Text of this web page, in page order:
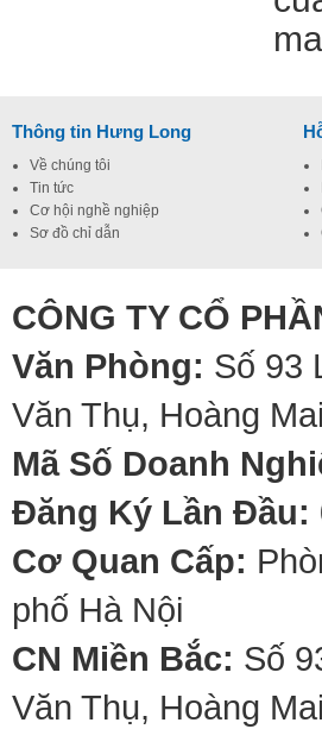
Thông tin Hưng Long
Về chúng tôi
Tin tức
Cơ hội nghề nghiệp
Sơ đồ chỉ dẫn
CÔNG TY CỔ
Văn Phòng: Số 93
Văn Thụ, Hoàng
Mã Số Doanh
Đăng Ký Lần Đầu:
Cơ Quan Cấp:
phố Hà Nội
CN Miền Bắc: Số
Văn Thụ, Hoàng